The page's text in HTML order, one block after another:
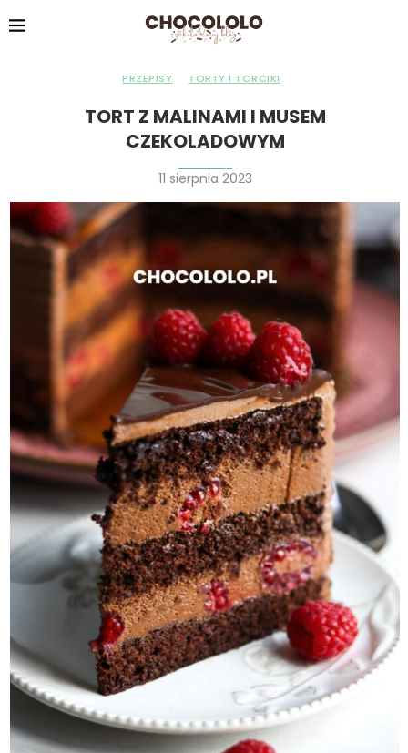
PRZEPISY TORTY I TORCIKI
TORT Z MALINAMI I MUSEM
CZEKOLADOWYM
11 sierpnia 2023